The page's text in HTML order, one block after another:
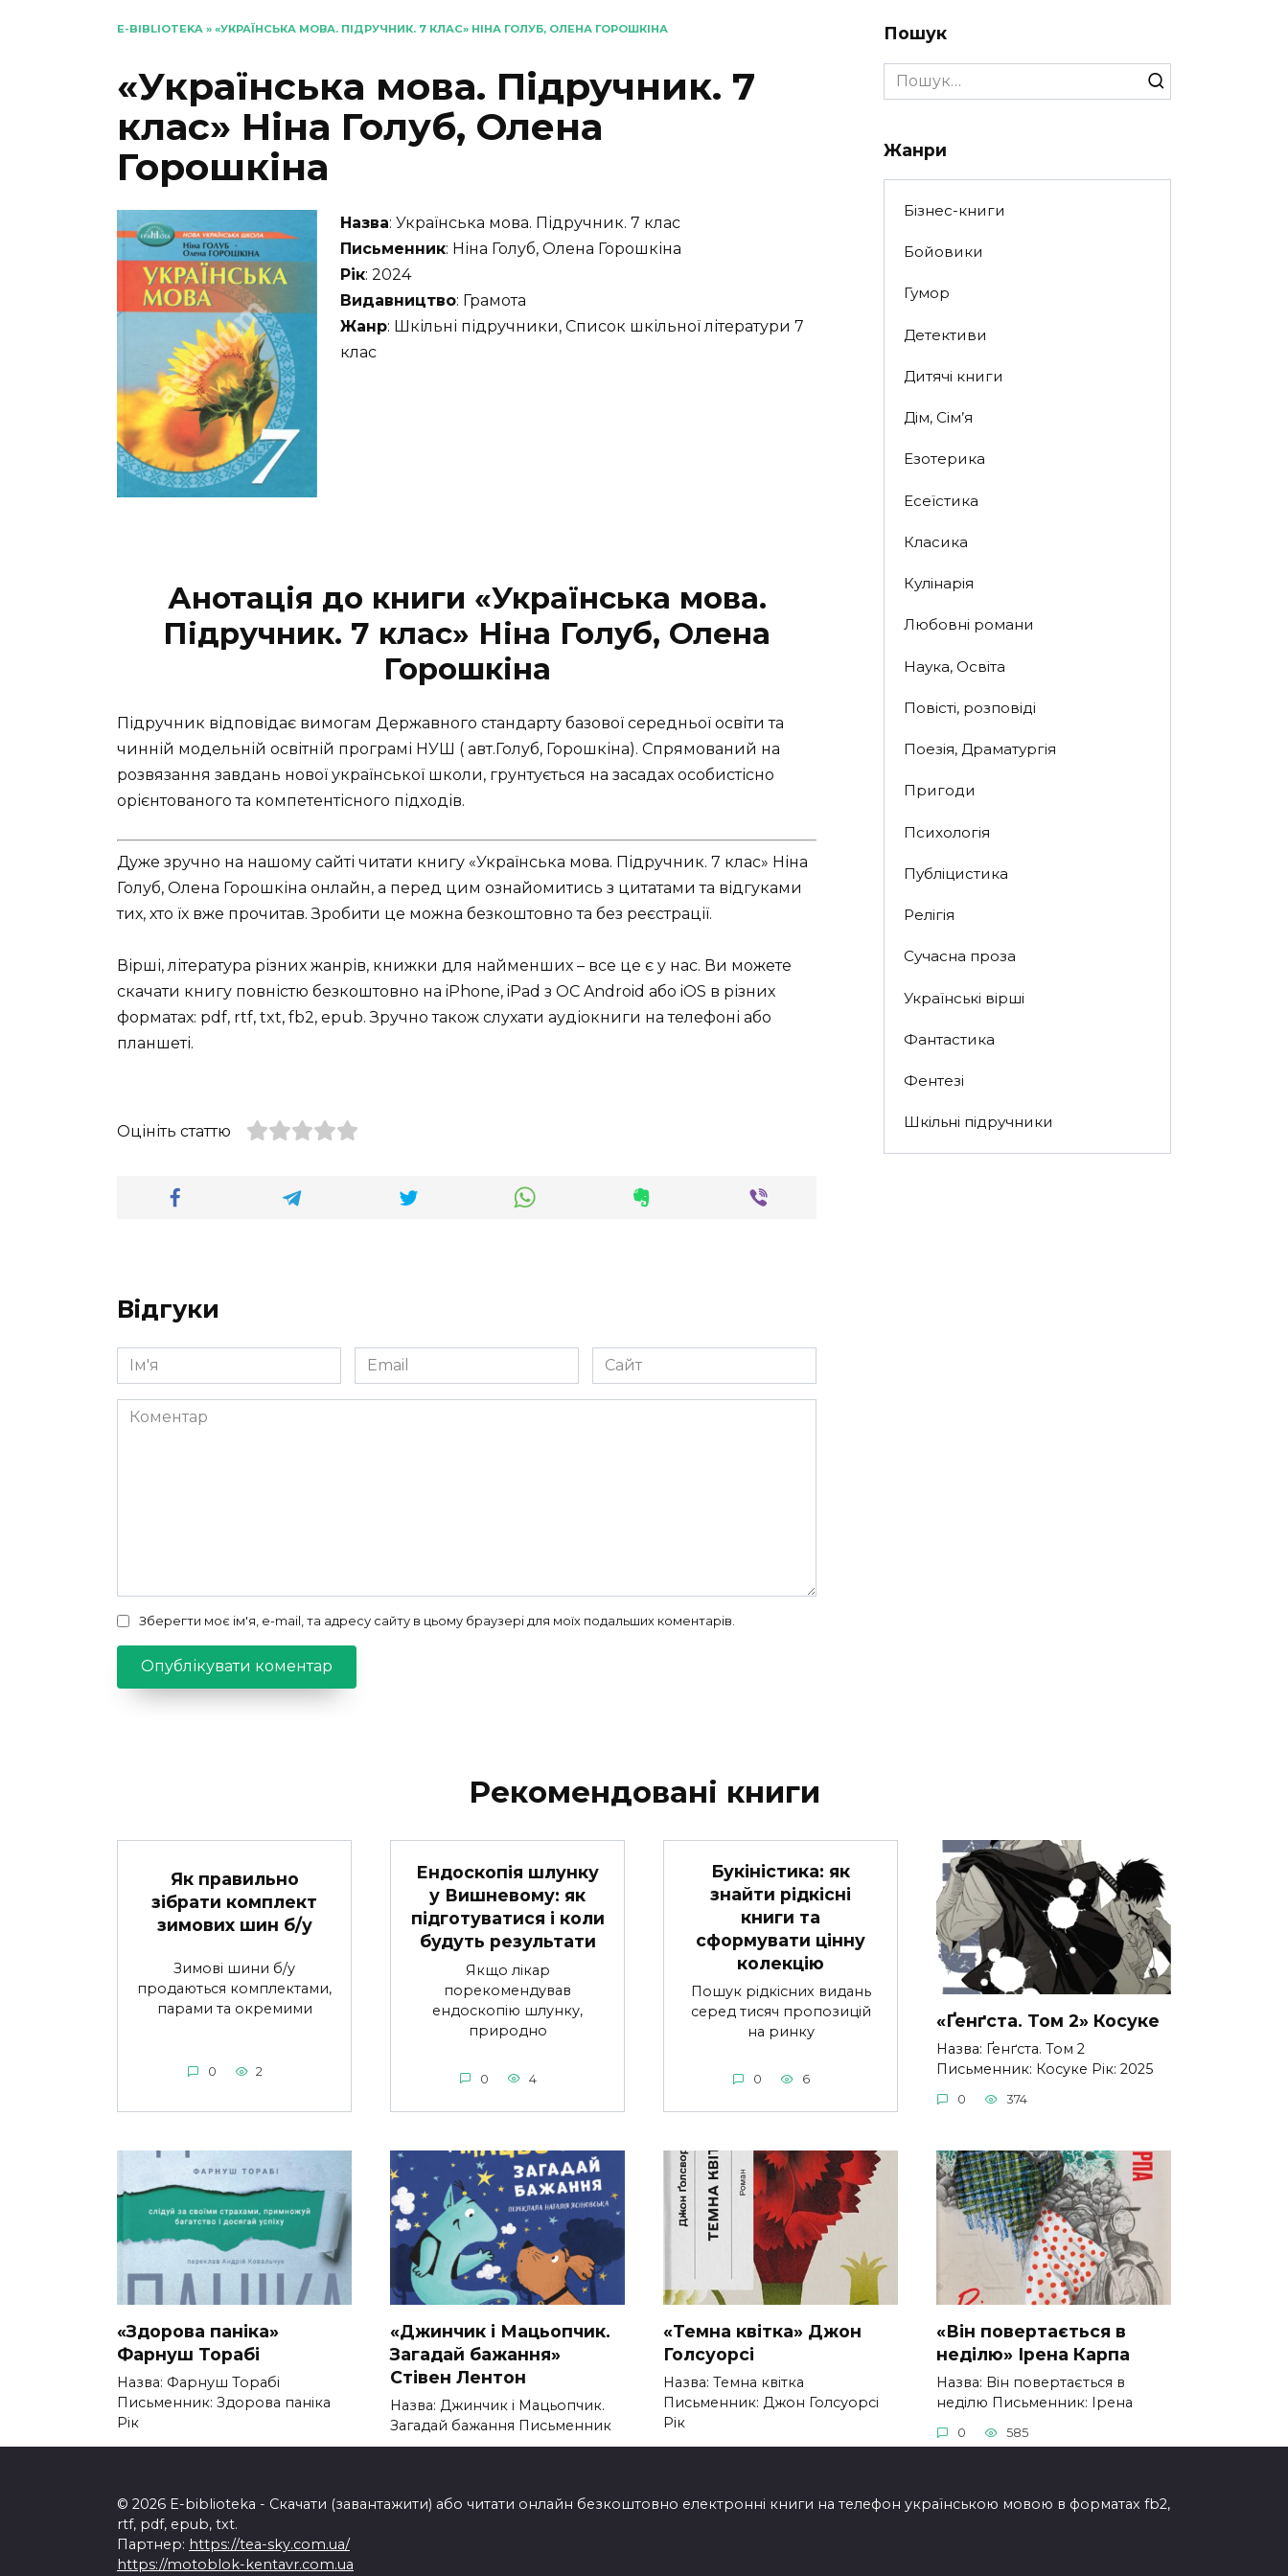
E-BIBLIOTEKA » «УКРАЇНСЬКА МОВА. ПІДРУЧНИК. 7 КЛАС» НІНА ГОЛУБ, ОЛЕНА ГОРОШКІНА
«Українська мова. Підручник. 7
клас» Ніна Голуб, Олена
Горошкіна
Назва: Українська мова. Підручник. 7 клас
Письменник: Ніна Голуб, Олена Горошкіна
Рік: 2024
Видавництво: Грамота
Жанр: Шкільні підручники, Список шкільної літератури 7
клас
Анотація до книги «Українська мова.
Підручник. 7 клас» Ніна Голуб, Олена
Горошкіна
Підручник відповідає вимогам Державного стандарту базової середньої освіти та
чинній модельній освітній програмі НУШ ( авт.Голуб, Горошкіна). Спрямований на
розвязання завдань нової української школи, грунтується на засадах особистісно
орієнтованого та компетентісного підходів.
Дуже зручно на нашому сайті читати книгу «Українська мова. Підручник. 7 клас» Ніна
Голуб, Олена Горошкіна онлайн, а перед цим ознайомитись з цитатами та відгуками
тих, хто їх вже прочитав. Зробити це можна безкоштовно та без реєстрації.
Вірші, література різних жанрів, книжки для найменших – все це є у нас. Ви можете
скачати книгу повністю безкоштовно на iPhone, iPad з ОС Android або iOS в різних
форматах: pdf, rtf, txt, fb2, epub. Зручно також слухати аудіокниги на телефоні або
планшеті.
Оцініть статтю
Відгуки
Ім'я
*
Email
*
Сайт
Коментар
Зберегти моє ім'я, e-mail, та адресу сайту в цьому браузері для моїх подальших коментарів.
Пошук
Search
for:
Жанри
Бізнес-книги
Бойовики
Гумор
Детективи
Дитячі книги
Дім, Сім’я
Езотерика
Есеїстика
Класика
Кулінарія
Любовні романи
Наука, Освіта
Повісті, розповіді
Поезія, Драматургія
Пригоди
Психологія
Публіцистика
Релігія
Сучасна проза
Українські вірші
Фантастика
Фентезі
Шкільні підручники
Рекомендовані книги
Як правильно
зібрати комплект
зимових шин б/у
Зимові шини б/у
продаються комплектами,
парами та окремими
0 2
Ендоскопія шлунку
у Вишневому: як
підготуватися і коли
будуть результати
Якщо лікар
порекомендував
ендоскопію шлунку,
природно
0 4
Букіністика: як
знайти рідкісні
книги та
сформувати цінну
колекцію
Пошук рідкісних видань
серед тисяч пропозицій
на ринку
0 6
«Ґенґста. Том 2» Косуке
Назва: Ґенґста. Том 2
Письменник: Косуке Рік: 2025
0 374
«Здорова паніка»
Фарнуш Торабі
Назва: Фарнуш Торабі
Письменник: Здорова паніка
Рік
«Джинчик і Мацьопчик.
Загадай бажання»
Стівен Лентон
Назва: Джинчик і Мацьопчик.
Загадай бажання Письменник
«Темна квітка» Джон
Голсуорсі
Назва: Темна квітка
Письменник: Джон Голсуорсі
Рік
«Він повертається в
неділю» Ірена Карпа
Назва: Він повертається в
неділю Письменник: Ірена
0 585
© 2026 E-biblioteka - Скачати (завантажити) або читати онлайн безкоштовно електронні книги на телефон українською мовою в форматах fb2,
rtf, pdf, epub, txt.
Партнер: https://tea-sky.com.ua/
https://motoblok-kentavr.com.ua